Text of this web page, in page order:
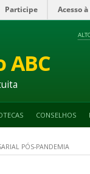
Participe Acesso
ABC
CONSELHOS
PÓS-PANDEMIA